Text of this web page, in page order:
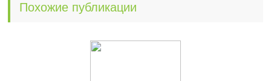
Похожие публикации